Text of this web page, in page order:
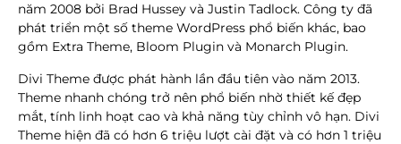
năm 2008 bởi Brad Hussey và Justin Tadlock. Công ty đã
phát triển một số theme WordPress phổ biến khác, bao
gồm Extra Theme, Bloom Plugin và Monarch Plugin.
Divi Theme được phát hành lần đầu tiên vào năm 2013.
Theme nhanh chóng trở nên phổ biến nhờ thiết kế đẹp
mắt, tính linh hoạt cao và khả năng tùy chỉnh vô hạn. Divi
Theme hiện đã có hơn 6 triệu lượt cài đặt và có hơn 1 triệu